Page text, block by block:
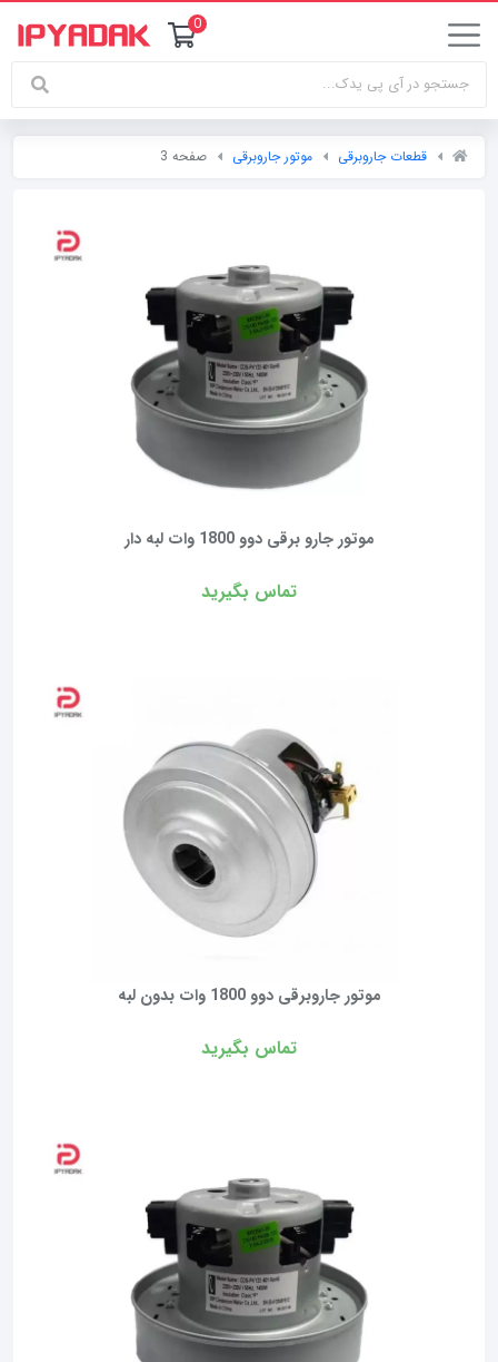
0
قطعات جاروبرقی موتور جاروبرقی صفحه 3
موتور جارو برقی دوو 1800 وات لبه دار
تماس بگیرید
موتور جاروبرقی دوو 1800 وات بدون لبه
تماس بگیرید